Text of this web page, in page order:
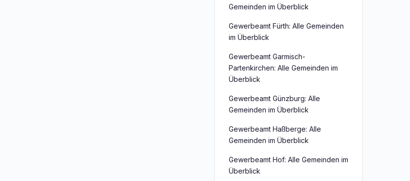
Gemeinden im Überblick
Gewerbeamt Fürth: Alle Gemeinden
im Überblick
Gewerbeamt Garmisch-
Partenkirchen: Alle Gemeinden im
Überblick
Gewerbeamt Günzburg: Alle
Gemeinden im Überblick
Gewerbeamt Haßberge: Alle
Gemeinden im Überblick
Gewerbeamt Hof: Alle Gemeinden im
Überblick